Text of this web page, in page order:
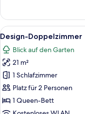
Doppelzimmer
Alle
Fotos
für
Design-
Doppelzimmer
anzeigen
7
Design-Doppelzimmer
Blick auf den Garten
21 m²
1 Schlafzimmer
Platz für 2 Personen
1 Queen-Bett